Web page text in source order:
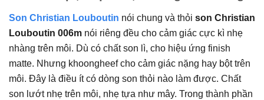
Son Christian Louboutin nói chung và thỏi son Christian
Louboutin 006m nói riêng đều cho cảm giác cực kì nhẹ
nhàng trên môi. Dù có chất son lì, cho hiệu ứng finish
matte. Nhưng khoongheef cho cảm giác nặng hay bột trên
môi. Đây là điều ít có dòng son thỏi nào làm được. Chất
son lướt nhẹ trên môi, nhẹ tựa như mây. Trong thành phần